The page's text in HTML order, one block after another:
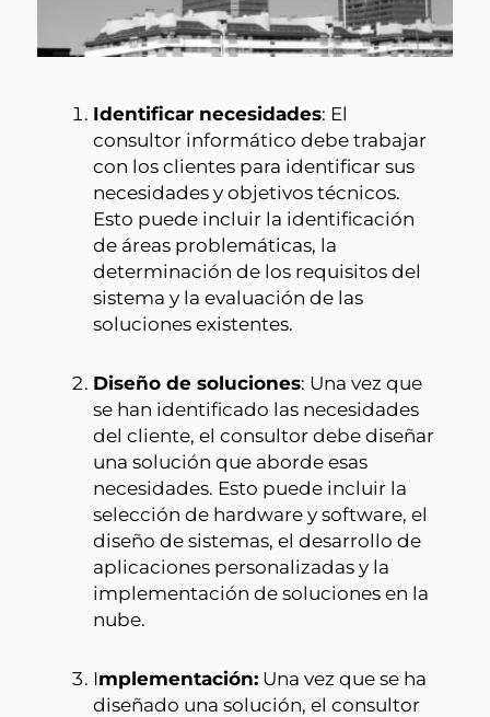
Identificar necesidades: El
consultor informático debe trabajar
con los clientes para identificar sus
necesidades y objetivos técnicos.
Esto puede incluir la identificación
de áreas problemáticas, la
determinación de los requisitos del
sistema y la evaluación de las
soluciones existentes.
Diseño de soluciones: Una vez que
se han identificado las necesidades
del cliente, el consultor debe diseñar
una solución que aborde esas
necesidades. Esto puede incluir la
selección de hardware y software, el
diseño de sistemas, el desarrollo de
aplicaciones personalizadas y la
implementación de soluciones en la
nube.
Implementación: Una vez que se ha
diseñado una solución, el consultor